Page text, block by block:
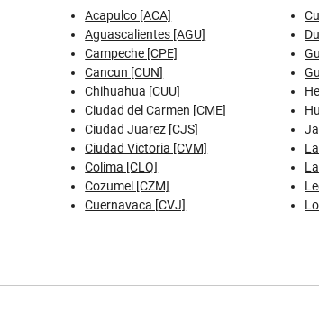
Acapulco [ACA]
Aguascalientes [AGU]
Campeche [CPE]
Cancun [CUN]
Chihuahua [CUU]
Ciudad del Carmen [CME]
Ciudad Juarez [CJS]
Ciudad Victoria [CVM]
Colima [CLQ]
Cozumel [CZM]
Cuernavaca [CVJ]